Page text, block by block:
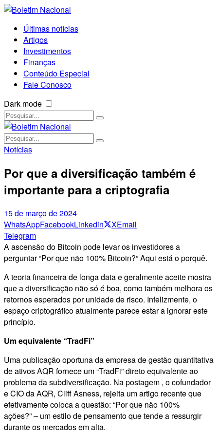
Últimas notícias
Artigos
Investimentos
Finanças
Conteúdo Especial
Fale Conosco
Dark mode
Notícias
Por que a diversificação também é
importante para a criptografia
15 de março de 2024
WhatsAppFacebookLinkedin XEmail
Telegram
A ascensão do Bitcoin pode levar os investidores a
perguntar “Por que não 100% Bitcoin?” Aqui está o porquê.
A teoria financeira de longa data e geralmente aceite mostra
que a diversificação não só é boa, como também melhora os
retornos esperados por unidade de risco. Infelizmente, o
espaço criptográfico atualmente parece estar a ignorar este
princípio.
Um equivalente “TradFi”
Uma publicação oportuna da empresa de gestão quantitativa
de ativos AQR fornece um “TradFi” direto equivalente ao
problema da subdiversificação. Na postagem , o cofundador
e CIO da AQR, Cliff Asness, rejeita um artigo recente que
efetivamente coloca a questão: “Por que não 100%
ações?” – um estilo de pensamento que tende a ressurgir
durante os mercados em alta.